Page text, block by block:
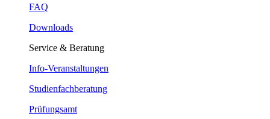
FAQ
Downloads
Service & Beratung
Info-Veranstaltungen
Studienfachberatung
Prüfungsamt